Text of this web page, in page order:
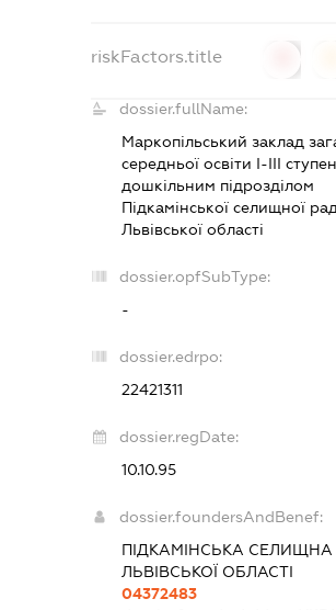
riskFactors.title
dossier.fullName:
Маркопільський заклад
середньої освіти І-ІІІ
дошкільним підрозділом
Підкамінської селищної
Львівської області
dossier.opfSubType:
-
dossier.edrpo:
22421311
dossier.regDate:
10.10.95
dossier.foundersAndBenef:
ПІДКАМІНСЬКА
ЛЬВІВСЬКОЇ ОБЛАСТІ
04372483